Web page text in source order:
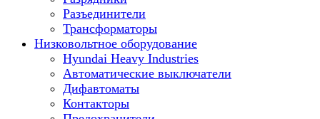
Разъединители
Трансформаторы
Низковольтное оборудование
Hyundai Heavy Industries
Автоматические выключатели
Дифавтоматы
Контакторы